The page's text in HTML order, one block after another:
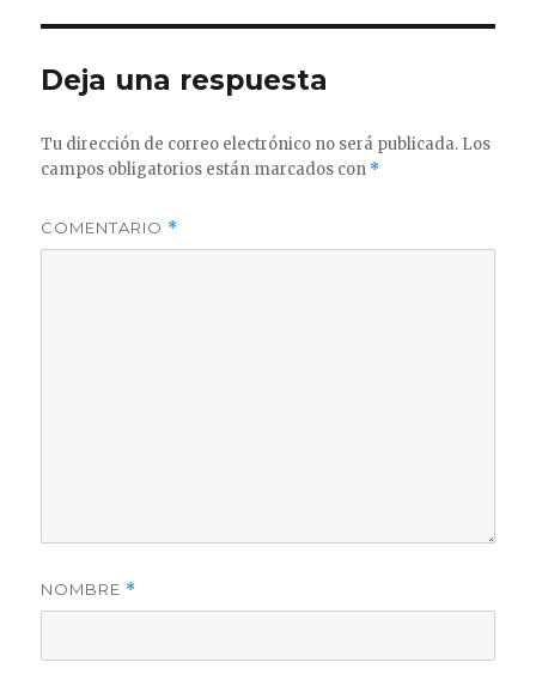
Deja una respuesta
Tu dirección de correo electrónico no será publicada. Los
campos obligatorios están marcados con *
COMENTARIO *
NOMBRE *